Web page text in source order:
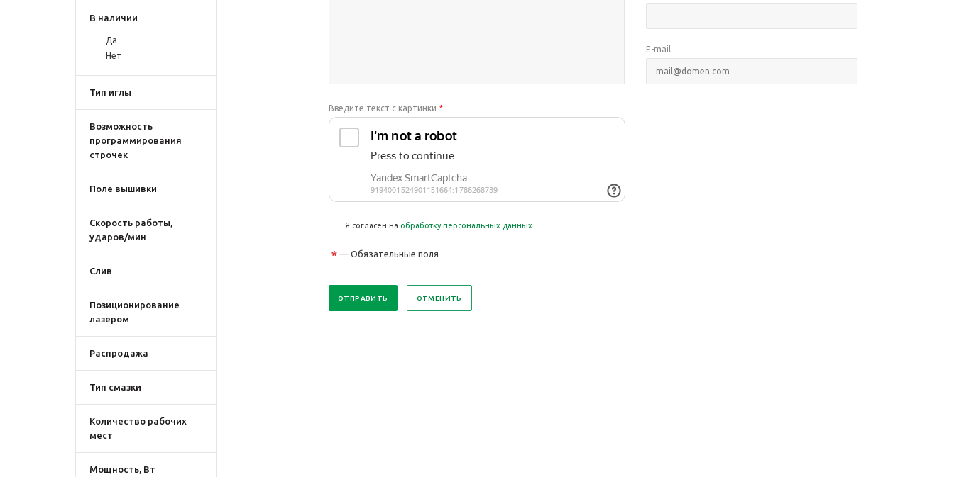
В наличии
Да
Нет
Тип иглы
Возможность
программирования
строчек
Поле вышивки
Скорость работы,
ударов/мин
Слив
Позиционирование
лазером
Распродажа
Тип смазки
Количество рабочих
мест
Мощность, Вт
E-mail
Введите текст с картинки *
Я согласен на обработку персональных данных
* — Обязательные поля
ОТМЕНИТЬ